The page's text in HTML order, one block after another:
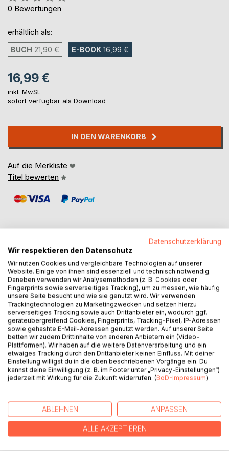
0%
0 Bewertungen
erhältlich als:
BUCH 21,90 € E-BOOK 16,99 €
16,99 €
inkl. MwSt.
sofort verfügbar als Download
IN DEN WARENKORB
Auf die Merkliste
Titel bewerten
BESCHREIBUNG
Die Nukleonen-Theorie© ist ein Erklärungsmodell für die
Entstehung der Materie im Universum. Es werden
Antworten auf die Fragen gegeben, wo und wie entsteht
die Materie, aus welchen Teilchen und energetischen
Beziehungen sind die Nukleonen und Atome aufgebaut und
welches energetische Verhalten hat demzufolge die
Materie. Es lassen sich daraus Erklärungen und Hinweise
ableiten, die bisher offene Fragen zur Schwachen
Wechselwirkung und Starken Wechselwirkung der Materie
und auch zu den Feldtheorien der elektromagnetischen
Zusammenhang bringen konnten. Die Nukleonen-Theorie
beantwortet die Suche nach der GUT, der Großen
Vereinheitlichten Theorie, was die bisherigen Theorien der
Quantenphysik nicht ableiten konnten. Die Nukleonen-
Datenschutzerklärung
Wir respektieren den Datenschutz
Wir nutzen Cookies und vergleichbare Technologien auf unserer
Website. Einige von ihnen sind essenziell und technisch notwendig.
Daneben verwenden wir Analysemethoden (z. B. Cookies oder
Fingerprints sowie serverseitiges Tracking), um zu messen, wie häufig
unsere Seite besucht und wie sie genutzt wird. Wir verwenden
Trackingtechnologien zu Marketingzwecken und setzen hierzu
serverseitiges Tracking sowie auch Drittanbieter ein, wodurch ggf.
geräteübergreifend Cookies, Fingerprints, Tracking-Pixel, IP-Adressen
sowie gehashte E-Mail-Adressen genutzt werden. Auf unserer Seite
betten wir zudem Drittinhalte von anderen Anbietern ein (Video-
Plattformen). Wir haben auf die weitere Datenverarbeitung und ein
etwaiges Tracking durch den Drittanbieter keinen Einfluss. Mit deiner
Einstellung willigst du in die oben beschriebenen Vorgänge ein. Du
kannst deine Einwilligung (z. B. im Footer unter „Privacy-Einstellungen“)
jederzeit mit Wirkung für die Zukunft widerrufen. (BoD-Impressum)
ABLEHNEN ANPASSEN
ALLE AKZEPTIEREN